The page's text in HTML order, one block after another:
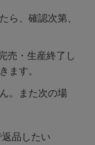
ら、確認次第、
売・生産終了し
ます。
。また次の場
品したい